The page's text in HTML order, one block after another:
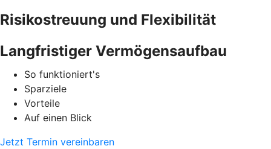
Risikostreuung und Flexibilität
Langfristiger Vermögensaufbau
So funktioniert's
Sparziele
Vorteile
Auf einen Blick
Jetzt Termin vereinbaren